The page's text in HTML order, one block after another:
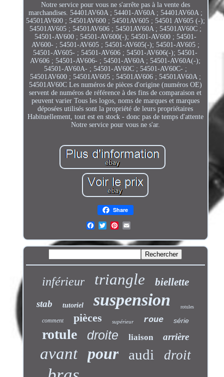
Notre service pour vous ne s'arrête pas à la vente des
marchandises. 54401AV60A ; 54401-AV60A ; 54401AV60A ;
54501AV600 ; 54501AV600 ; 54501AV605 ; 54501 AV605 (-);
54501AV605 ; 54501AV606 ; 54501AV60A ; 54501AV60C ;
54501-AV600 ; 54501-AV600(-); 54501-AV600 ; 54501-
AV600- ; 54501-AV605 ; 54501-AV605(-); 54501-AV605 ;
54501-AV605- ; 54501-AV606 ; 54501-AV606(-); 54501-
AV606 ; 54501-AV606- ; 54501-AV60A ; 54501-AV60A(-);
54501-AV60A- ; 54501-AV60C ; 54501-AV60C- ;
54501AV600 ; 54501AV605 ; 54501AV606 ; 54501AV60A ;
54501AV60C Les numéros de pièces d'origine (numéros OE)
servent de numéros de référence à des fins de comparaison et
peuvent varier Tous les logos, noms de marques et marques
déposées utilisés sont la propriété de leurs propriétaires
Habituellement, tout est en stock - donc pas de temps d'attente
Notre service pour vous ne s'ar.
Share
inférieur triangle biellette
stab tutoriel suspension rotules
comment pièces supérieur roue série
rotule droite liaison arrière
avant pour audi droit